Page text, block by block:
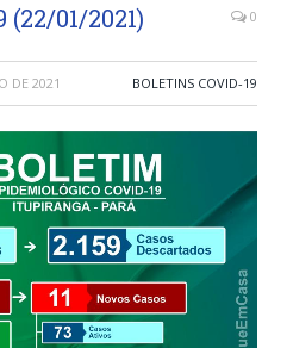
01/2021) 0
DE 2021 BOLETINS COVID-19